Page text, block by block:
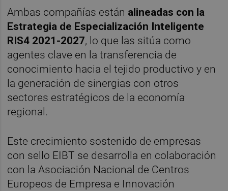
Ambas compañías están alineadas con la
Estrategia de Especialización Inteligente
RIS4 2021-2027, lo que las sitúa como
agentes clave en la transferencia de
conocimiento hacia el tejido productivo y en
la generación de sinergias con otros
sectores estratégicos de la economía
regional.
Este crecimiento sostenido de empresas
con sello EIBT se desarrolla en colaboración
con la Asociación Nacional de Centros
Europeos de Empresa e Innovación